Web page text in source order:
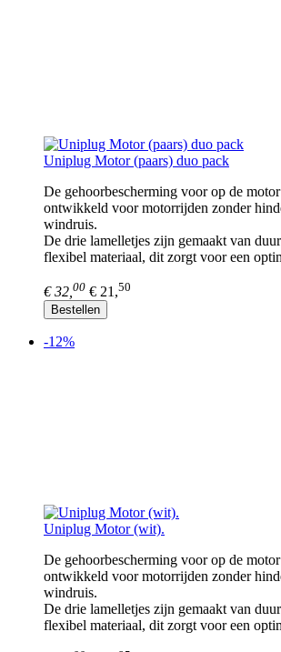
Uniplug Motor (paars) duo pack
De gehoorbescherming voor op de
ontwikkeld voor motorrijden zonder
windruis.
De drie lamelletjes zijn gemaakt van
flexibel materiaal, dit zorgt voor een
€ 32, 00 € 21,50
Bestellen
-12%
Uniplug Motor (wit).
De gehoorbescherming voor op de
ontwikkeld voor motorrijden zonder
windruis.
De drie lamelletjes zijn gemaakt van
flexibel materiaal, dit zorgt voor een